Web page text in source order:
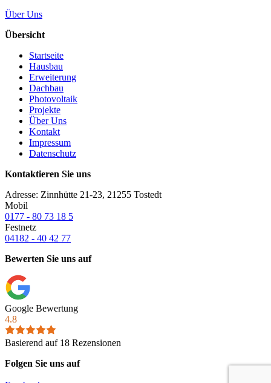
Über Uns
Übersicht
Startseite
Hausbau
Erweiterung
Dachbau
Photovoltaik
Projekte
Über Uns
Kontakt
Impressum
Datenschutz
Kontaktieren Sie uns
Adresse: Zinnhütte 21-23, 21255 Tostedt
Mobil
0177 - 80 73 18 5
Festnetz
04182 - 40 42 77
Bewerten Sie uns auf
Google Bewertung
4.8
Basierend auf 18 Rezensionen
Folgen Sie uns auf